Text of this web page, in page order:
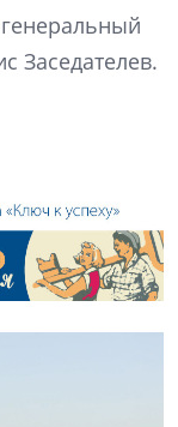
Заседателев.